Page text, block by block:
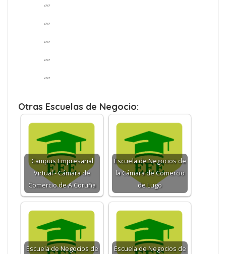
“”
“”
“”
“”
“”
Otras Escuelas de Negocio:
Campus Empresarial
Virtual - Cámara de
Comercio de A Coruña
Escuela de Negocios de
la Cámara de Comercio
de Lugo
Escuela de Negocios de
Escuela de Negocios de